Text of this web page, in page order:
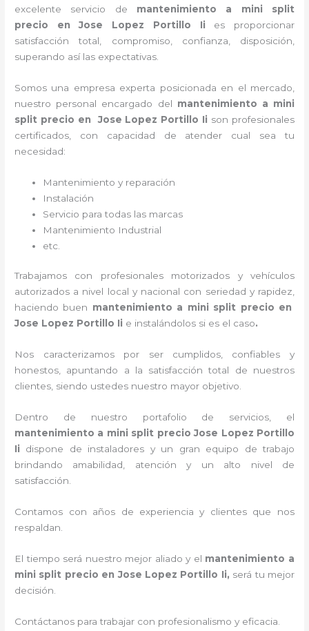
excelente servicio de mantenimiento a mini split
precio en Jose Lopez Portillo Ii
es proporcionar
satisfacción total, compromiso, confianza, disposición,
superando así las expectativas.
Somos una empresa experta posicionada en el mercado,
nuestro personal encargado del mantenimiento a mini
split precio en Jose Lopez Portillo Ii son profesionales
certificados, con capacidad de atender cual sea tu
necesidad:
Mantenimiento y reparación
Instalación
Servicio para todas las marcas
Mantenimiento Industrial
etc.
Trabajamos con profesionales motorizados y vehículos
autorizados a nivel local y nacional con seriedad y rapidez,
haciendo buen mantenimiento a mini split precio en
Jose Lopez Portillo Ii e instalándolos si es el caso.
Nos caracterizamos por ser cumplidos, confiables y
honestos, apuntando a la satisfacción total de nuestros
clientes, siendo ustedes nuestro mayor objetivo.
Dentro de nuestro portafolio de servicios, el
mantenimiento a mini split precio Jose Lopez Portillo
Ii dispone de instaladores y un gran equipo de trabajo
brindando amabilidad, atención y un alto nivel de
satisfacción.
Contamos con años de experiencia y clientes que nos
respaldan.
El tiempo será nuestro mejor aliado y el mantenimiento a
mini split precio en Jose Lopez Portillo Ii, será tu mejor
decisión.
Contáctanos para trabajar con profesionalismo y eficacia.